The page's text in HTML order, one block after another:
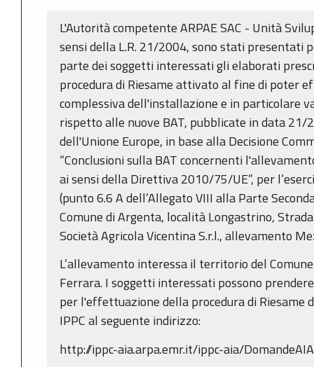
L'Autorità competente ARPAE SAC - Unità
sensi della L.R. 21/2004, sono stati presentati
parte dei soggetti interessati gli elaborati
procedura di Riesame attivato al fine di poter
complessiva dell'installazione e in particolare
rispetto alle nuove BAT, pubblicate in data
dell'Unione Europe, in base alla Decisione
“Conclusioni sulla BAT concernenti
ai sensi della Direttiva 2010/75/UE”, per
(punto 6.6 A dell’Allegato VIII alla Parte
Comune di Argenta, località Longastrino,
Società Agricola Vicentina S.r.l., allevamento
L’allevamento interessa il territorio del
Ferrara. I soggetti interessati possono
per l'effettuazione della procedura di Riesame
IPPC al seguente indirizzo:
http://ippc-aia.arpa.emr.it/ippc-aia/